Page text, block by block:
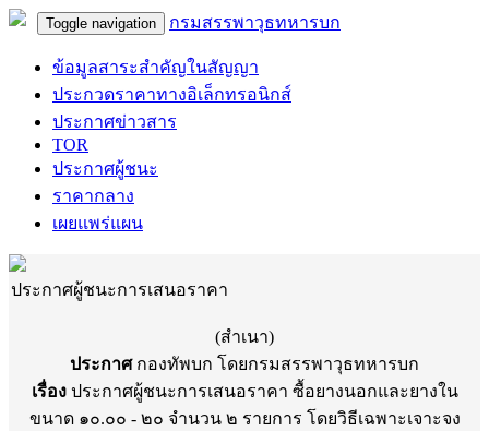
Toggle navigation กรมสรรพาวุธทหารบก
ข้อมูลสาระสำคัญในสัญญา
ประกวดราคาทางอิเล็กทรอนิกส์
ประกาศข่าวสาร
TOR
ประกาศผู้ชนะ
ราคากลาง
เผยแพร่แผน
ประกาศผู้ชนะการเสนอราคา
(สำเนา)
ประกาศกองทัพบก โดยกรมสรรพาวุธทหารบก
เรื่องประกาศผู้ชนะการเสนอราคา ซื้อยางนอกและยางใน
ขนาด ๑๐.๐๐ - ๒๐ จำนวน ๒ รายการ โดยวิธีเฉพาะเจาะจง